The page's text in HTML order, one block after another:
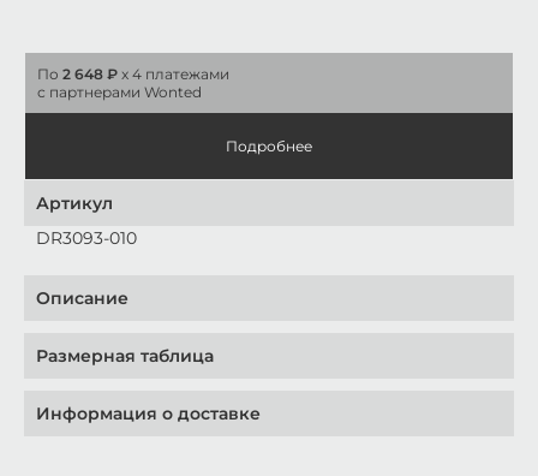
По 2 648 ₽ x 4 платежами
с партнерами Wonted
Подробнее
Артикул
DR3093-010
Описание
Размерная таблица
Информация о доставке